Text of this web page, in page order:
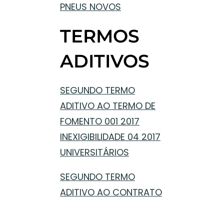
PNEUS NOVOS
TERMOS
ADITIVOS
SEGUNDO TERMO
ADITIVO AO TERMO DE
FOMENTO 001 2017
INEXIGIBILIDADE 04 2017
UNIVERSITÁRIOS
SEGUNDO TERMO
ADITIVO AO CONTRATO